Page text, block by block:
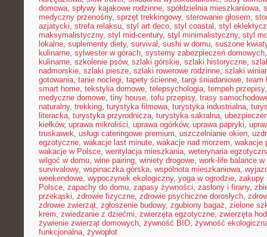
domowa, spływy kajakowe rodzinne, spółdzielnia mieszkaniowa,
medyczny przenośny, sprzęt trekkingowy, sterowanie głosem,
azjatycki, strefa relaksu, styl art deco, styl coastal , styl
maksymalistyczny, styl mid-century, styl minimalistyczny, styl
lokalne, suplementy diety, survival , sushi w domu, suszone
kulinarne, sylwester w górach, systemy zabezpieczeń domowych
kulinarne, szkolenie psów, szlaki górskie, szlaki historyczne,
nadmorskie, szlaki piesze, szlaki rowerowe rodzinne, szlaki
gotowania, tanie noclegi, tapety ścienne, targi śniadaniowe, team
smart home, tekstylia domowe, telepsychologia, tempeh przepisy
medyczne domowe, tiny house, tofu przepisy, trasy
naturalny, trekking, turystyka filmowa, turystyka industrialna,
literacka, turystyka przyrodnicza, turystyka sakralna,
kiełków, uprawa mikroliści, uprawa ogórków, uprawa papryki,
truskawek, usługi cateringowe premium, uszczelnianie okien,
egzotyczne, wakacje last minute, wakacje nad morzem, wakacje
wakacje w Polsce, wentylacja mieszkania, weterynaria
wilgoć w domu, wine pairing, winiety drogowe, work-life balance w
survivalowy, wspinaczka górska, wspólnota mieszkaniowa,
weekendowe, wypoczynek ekologiczny, yoga w ogrodzie, zakupy
Polsce, zapachy do domu, zapasy żywności, zasłony i firany,
przekąski, zdrowie fizyczne, zdrowie psychiczne dorosłych,
zdrowie zwierząt, zgłoszenie budowy, zgubiony bagaż, zielone
krem, zwiedzanie z dziećmi, zwierzęta egzotyczne, zwierzęta
żywienie zwierząt domowych, żywność BIO, żywność
funkcjonalna, żywopłot